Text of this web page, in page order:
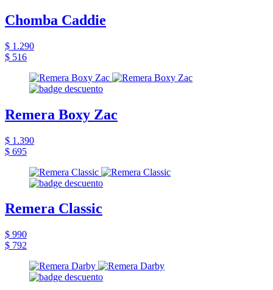
Chomba Caddie
$ 1.290
$ 516
Remera Boxy Zac
$ 1.390
$ 695
Remera Classic
$ 990
$ 792